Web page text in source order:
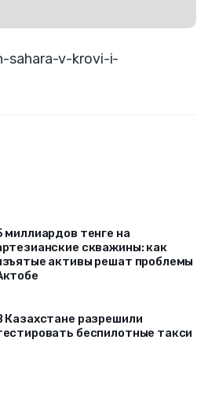
sahara-v-krovi-i-
миллиардов тенге на
скважины: как
активы решат проблемы
Казахстане разрешили
беспилотные такси